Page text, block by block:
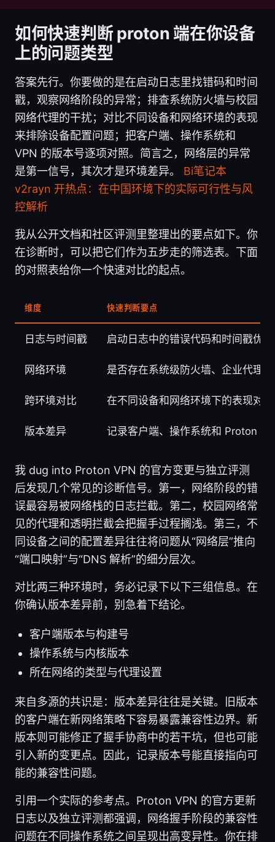
如何快速判断 proton 端在你设备
上的问题类型
答案先行。你要做的是在启动日志里找错码和时间
戳，观察网络阶段的异常；排查系统防火墙与校园
网络代理的干扰；对比不同设备和网络环境的表现
来排除设备配置问题；把客户端、操作系统和
VPN 的版本号逐项对照。简言之，网络层的异常
是第一信号，其次才是环境差异。 Bi笔记本
v2rayn 开热点：在中国环境下的实际可行性与风
控解析
我从公开文档和社区评测里整理出的要点如下。你
在诊断时，可以把它们作为五步走的筛选表。下面
的对照表给你一个快速对比的起点。
维度 快速判断要点
日志与时间戳 启动日志中的错误代码和时间戳优
网络环境 是否存在系统级防火墙、企业代理
跨环境对比 在不同设备和网络环境下的表现对比
版本差异 记录客户端、操作系统和 Proton
我 dug into Proton VPN 的官方变更与独立评测
后发现几个常见的诊断信号。第一，网络阶段的错
误最容易被网络栈的日志拦截。第二，校园网络常
见的代理和透明拦截会把握手过程搁浅。第三，不
同设备之间的配置差异往往将问题从“网络层”推向
“端口映射”与“DNS 解析”的细分层次。
对比两三种环境时，务必记录下以下三组信息。在
你确认版本差异前，别急着下结论。
客户端版本与构建号
操作系统与内核版本
所在网络的类型与代理设置
来自多源的共识是：版本差异往往是关键。旧版本
的客户端在新网络策略下容易暴露兼容性边界。新
版本则可能修正了握手协商中的若干坑，但也可能
引入新的变更点。因此，记录版本号能直接指向可
能的兼容性问题。
引用一个实际的参考点。Proton VPN 的官方更新
日志以及独立评测都强调，网络握手阶段的兼容性
问题在不同操作系统之间呈现出高变异性。你在排